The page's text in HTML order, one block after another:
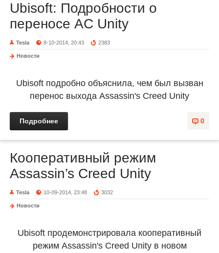
Ubisoft: Подробности о
переносе AC Unity
Tesla 8-10-2014, 20:43 2383
Новости
Ubisoft подробно объяснила, чем был вызван
перенос выхода Assassin's Creed Unity
0
Подробнее
Кооперативный режим
Assassin’s Creed Unity
Tesla 10-09-2014, 23:48 3032
Новости
Ubisoft продемонстрировала кооперативный
режим Assassin's Creed Unity в новом